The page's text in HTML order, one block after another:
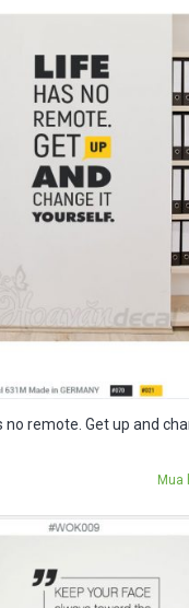
no remote. Get up and
Mua